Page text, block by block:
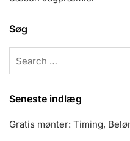
Søg
for:
Seneste indlæg
Gratis mønter: Timing,